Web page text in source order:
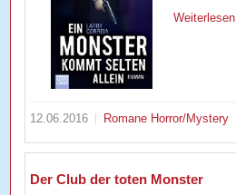
Weiterlesen
12.06.2016 Romane Horror/Mystery
Der Club der toten Monster